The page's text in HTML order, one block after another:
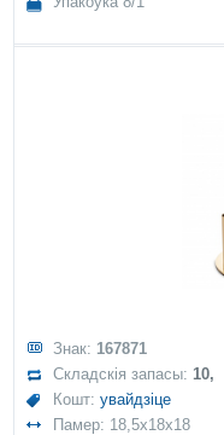
Знак: 167871
Складскія запасы:10,
Кошт:увайдзіце
Памер: 18,5x18x18